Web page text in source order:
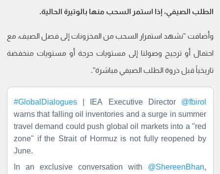
الطلب الصيفي، إذا استمر السحب منها بالوتيرة الحالية.
وأضافت "نشهد استمرار السحب من المخزونات إلى فصل الصيف، مع
احتمال أو ترجيح وصولنا إلى مستويات حرجة أو مستويات منخفضة
تاريخياً قبل ذروة الطلب الصيفي مباشرة".
#GlobalDialogues | IEA Executive Director @fbirol
warns that falling oil inventories and a surge in summer
travel demand could push global oil markets into a "red
zone" if the Strait of Hormuz is not fully reopened by
June.
In an exclusive conversation with @ShereenBhan,